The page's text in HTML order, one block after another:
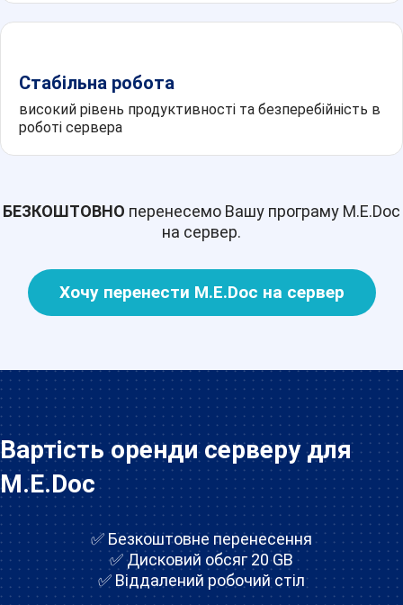
Стабільна робота
високий рівень продуктивності та безперебійність в
роботі сервера
БЕЗКОШТОВНО перенесемо Вашу програму M.E.Doc
на сервер.
Хочу перенести M.E.Doc на сервер
Вартість оренди серверу для
M.E.Doc
✅ Безкоштовне перенесення
✅ Дисковий обсяг 20 GB
✅ Віддалений робочий стіл